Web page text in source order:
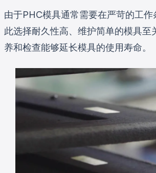
由于PHC模具通常需要在严苛的工作
此选择耐久性高、维护简单的模具至
养和检查能够延长模具的使用寿命。